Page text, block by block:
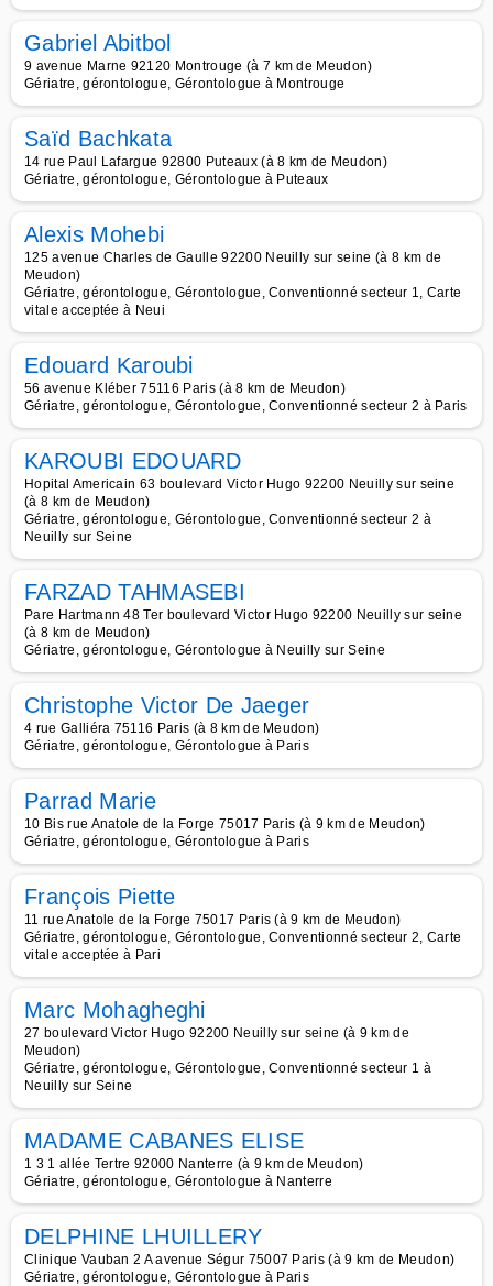
Gabriel Abitbol
9 avenue Marne 92120 Montrouge (à 7 km de Meudon)
Gériatre, gérontologue, Gérontologue à Montrouge
Saïd Bachkata
14 rue Paul Lafargue 92800 Puteaux (à 8 km de Meudon)
Gériatre, gérontologue, Gérontologue à Puteaux
Alexis Mohebi
125 avenue Charles de Gaulle 92200 Neuilly sur seine (à 8 km de
Meudon)
Gériatre, gérontologue, Gérontologue, Conventionné secteur 1, Carte
vitale acceptée à Neui
Edouard Karoubi
56 avenue Kléber 75116 Paris (à 8 km de Meudon)
Gériatre, gérontologue, Gérontologue, Conventionné secteur 2 à Paris
KAROUBI EDOUARD
Hopital Americain 63 boulevard Victor Hugo 92200 Neuilly sur seine
(à 8 km de Meudon)
Gériatre, gérontologue, Gérontologue, Conventionné secteur 2 à
Neuilly sur Seine
FARZAD TAHMASEBI
Pare Hartmann 48 Ter boulevard Victor Hugo 92200 Neuilly sur seine
(à 8 km de Meudon)
Gériatre, gérontologue, Gérontologue à Neuilly sur Seine
Christophe Victor De Jaeger
4 rue Galliéra 75116 Paris (à 8 km de Meudon)
Gériatre, gérontologue, Gérontologue à Paris
Parrad Marie
10 Bis rue Anatole de la Forge 75017 Paris (à 9 km de Meudon)
Gériatre, gérontologue, Gérontologue à Paris
François Piette
11 rue Anatole de la Forge 75017 Paris (à 9 km de Meudon)
Gériatre, gérontologue, Gérontologue, Conventionné secteur 2, Carte
vitale acceptée à Pari
Marc Mohagheghi
27 boulevard Victor Hugo 92200 Neuilly sur seine (à 9 km de
Meudon)
Gériatre, gérontologue, Gérontologue, Conventionné secteur 1 à
Neuilly sur Seine
MADAME CABANES ELISE
1 3 1 allée Tertre 92000 Nanterre (à 9 km de Meudon)
Gériatre, gérontologue, Gérontologue à Nanterre
DELPHINE LHUILLERY
Clinique Vauban 2 A avenue Ségur 75007 Paris (à 9 km de Meudon)
Gériatre, gérontologue, Gérontologue à Paris